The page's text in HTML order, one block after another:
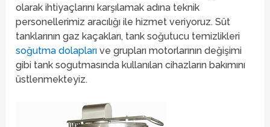
olarak ihtiyaçlarını karşılamak adına teknik
personellerimiz aracılığı ile hizmet veriyoruz. Süt
tanklarının gaz kaçakları, tank soğutucu temizlikleri
soğutma dolapları ve grupları motorlarının değişimi
gibi tank sogutmasında kullanılan cihazların bakımını
üstlenmekteyiz.